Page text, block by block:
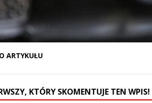
ARTYKUŁU
KTÓRY SKOMENTUJE TEN WPIS!